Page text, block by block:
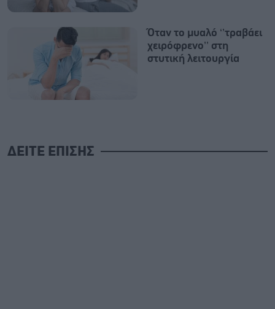
Όταν το μυαλό ‘’τραβάει
χειρόφρενο’’ στη
στυτική λειτουργία
ΔΕΙΤΕ ΕΠΙΣΗΣ